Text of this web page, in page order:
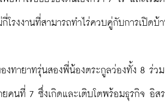
โรงงานที่สามารถทำไร่ควบคู่กับการเปิด
งทายาทรุ่นสองพี่น้องตระกูลว่องทั้ง 8 ร่ว
ยคนที่ 7 ซึ่งเกิดและเติบโตพร้อมธุรกิจ อิ